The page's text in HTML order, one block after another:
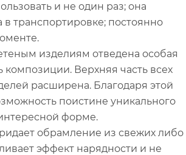
и не один раз; она
в транспортировке; постоянно
изделиям отведена особая
Верхняя часть всех
расширена. Благодаря этой
поистине уникального
форме.
обрамление из свежих либо
эффект нарядности и не